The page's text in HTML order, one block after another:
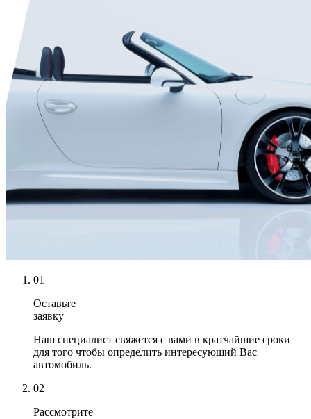
01
Оставьте
заявку
Наш специалист свяжется с вами в кратчайшие сроки
для того чтобы определить интересующий Вас
автомобиль.
02
Рассмотрите